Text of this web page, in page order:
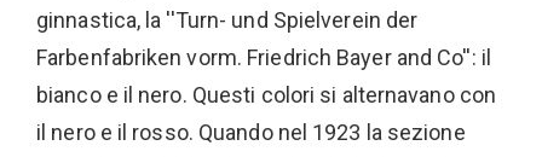
ginnastica, la ''Turn- und Spielverein der
Farbenfabriken vorm. Friedrich Bayer and Co'': il
bianco e il nero. Questi colori si alternavano con
il nero e il rosso. Quando nel 1923 la sezione